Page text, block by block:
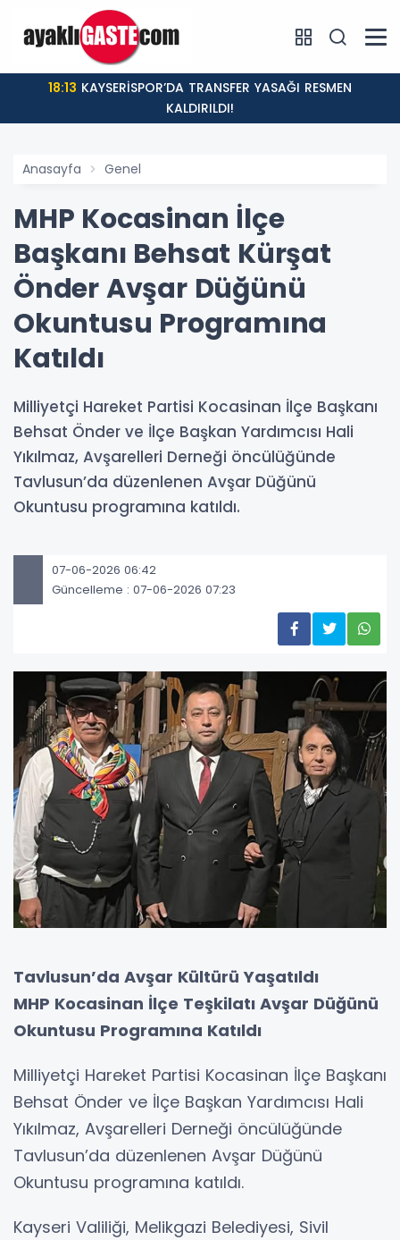
18:13
KALDIRILDI!
Anasayfa Genel
MHP Kocasinan İlçe
Başkanı Behsat Kürşat
Önder Avşar Düğünü
Okuntusu Programına
Katıldı
Milliyetçi Hareket Partisi Kocasinan İlçe Başkanı
Behsat Önder ve İlçe Başkan Yardımcısı Hali
Yıkılmaz, Avşarelleri Derneği öncülüğünde
Tavlusun’da düzenlenen Avşar Düğünü
Okuntusu programına katıldı.
07-06-2026 06:42
Güncelleme : 07-06-2026 07:23
Tavlusun’da Avşar Kültürü Yaşatıldı
MHP Kocasinan İlçe Teşkilatı Avşar Düğünü
Okuntusu Programına Katıldı
Milliyetçi Hareket Partisi Kocasinan İlçe Başkanı
Behsat Önder ve İlçe Başkan Yardımcısı Hali
Yıkılmaz, Avşarelleri Derneği öncülüğünde
Tavlusun’da düzenlenen Avşar Düğünü
Okuntusu programına katıldı.
Kayseri Valiliği, Melikgazi Belediyesi, Sivil